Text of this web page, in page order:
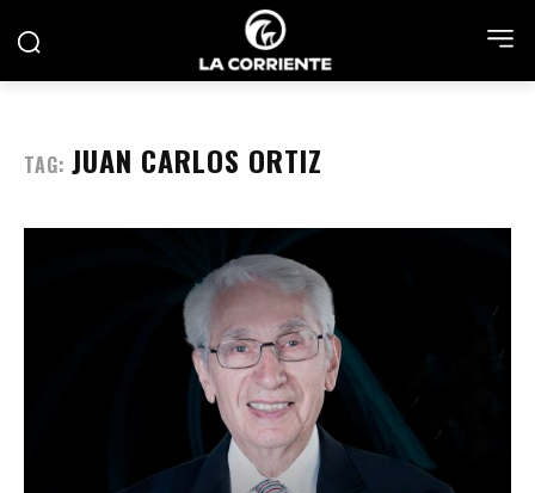
TAG: JUAN CARLOS ORTIZ